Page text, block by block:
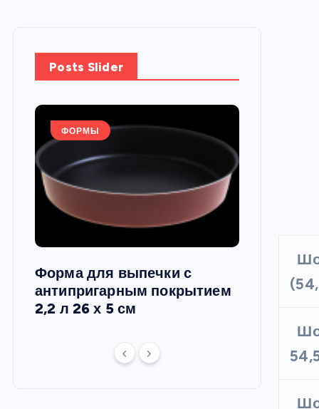
Posts Slider
ФОРМЫ
Форма для выпечки с
антипригарным покрытием
2,2 л 26 х 5 см
круглая,